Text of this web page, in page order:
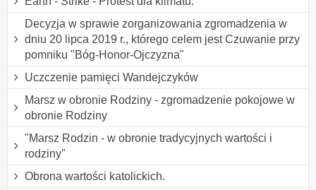
Decyzja w sprawie zorganizowania zgromadzenia w
dniu 20 lipca 2019 r., którego celem jest Czuwanie przy
pomniku "Bóg-Honor-Ojczyzna"
Uczczenie pamięci Wandejczyków
Marsz w obronie Rodziny - zgromadzenie pokojowe w
obronie Rodziny
"Marsz Rodzin - w obronie tradycyjnych wartości i
rodziny"
Obrona wartości katolickich.